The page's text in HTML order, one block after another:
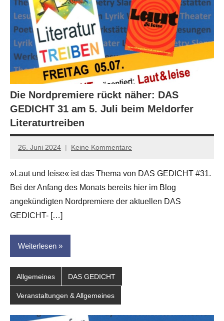
Die Nordpremiere rückt näher: DAS
GEDICHT 31 am 5. Juli beim Meldorfer
Literaturtreiben
26. Juni 2024
Jan-
Hornauer
für
dasgedichtblog
Keine Kommentare
»Laut und leise« ist das Thema von DAS GEDICHT #31.
Bei der Anfang des Monats bereits hier im Blog
angekündigten Nordpremiere der aktuellen DAS
GEDICHT- […]
Weiterlesen
Allgemeines DAS GEDICHT
Veranstaltungen & Allgemeines